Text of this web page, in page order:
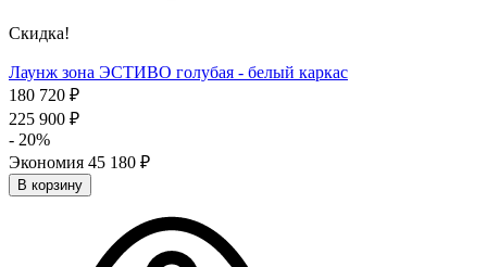
Скидка!
Лаунж зона ЭСТИВО голубая - белый каркас
180 720 ₽
225 900 ₽
- 20%
Экономия 45 180 ₽
В корзину